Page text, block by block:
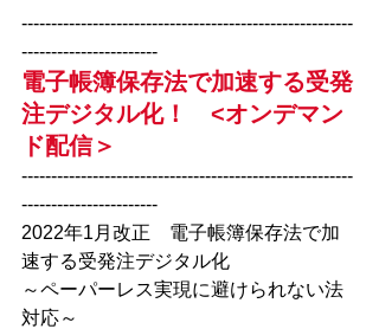
--------------------------------------------------------
-----------------------
電子帳簿保存法で加速する受発
注デジタル化！　<オンデマン
ド配信＞
--------------------------------------------------------
-----------------------
2022年1月改正　電子帳簿保存法で加
速する受発注デジタル化
～ペーパーレス実現に避けられない法
対応～